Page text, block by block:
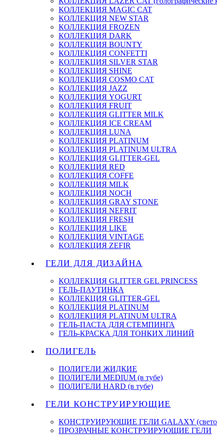
КОЛЛЕКЦИЯ MAGIC CAT
КОЛЛЕКЦИЯ NEW STAR
КОЛЛЕКЦИЯ FROZEN
КОЛЛЕКЦИЯ DARK
КОЛЛЕКЦИЯ BOUNTY
КОЛЛЕКЦИЯ CONFETTI
КОЛЛЕКЦИЯ SILVER STAR
КОЛЛЕКЦИЯ SHINE
КОЛЛЕКЦИЯ COSMO CAT
КОЛЛЕКЦИЯ JAZZ
КОЛЛЕКЦИЯ YOGURT
КОЛЛЕКЦИЯ FRUIT
КОЛЛЕКЦИЯ GLITTER MILK
КОЛЛЕКЦИЯ ICE CREAM
КОЛЛЕКЦИЯ LUNA
КОЛЛЕКЦИЯ PLATINUM
КОЛЛЕКЦИЯ PLATINUM ULTRA
КОЛЛЕКЦИЯ GLITTER-GEL
КОЛЛЕКЦИЯ RED
КОЛЛЕКЦИЯ COFFE
КОЛЛЕКЦИЯ MILK
КОЛЛЕКЦИЯ NOCH
КОЛЛЕКЦИЯ GRAY STONE
КОЛЛЕКЦИЯ NEFRIT
КОЛЛЕКЦИЯ FRESH
КОЛЛЕКЦИЯ LIKE
КОЛЛЕКЦИЯ VINTAGE
КОЛЛЕКЦИЯ ZEFIR
ГЕЛИ ДЛЯ ДИЗАЙНА
КОЛЛЕКЦИЯ GLITTER GEL PRINCESS
ГЕЛЬ-ПАУТИНКА
КОЛЛЕКЦИЯ GLITTER-GEL
КОЛЛЕКЦИЯ PLATINUM
КОЛЛЕКЦИЯ PLATINUM ULTRA
ГЕЛЬ-ПАСТА ДЛЯ СТЕМПИНГА
ГЕЛЬ-КРАСКА ДЛЯ ТОНКИХ ЛИНИЙ
ПОЛИГЕЛЬ
ПОЛИГЕЛИ ЖИДКИЕ
ПОЛИГЕЛИ MEDIUM (в тубе)
ПОЛИГЕЛИ HARD (в тубе)
ГЕЛИ КОНСТРУИРУЮЩИЕ
КОНСТРУИРУЮЩИЕ ГЕЛИ GALAXY
ПРОЗРАЧНЫЕ КОНСТРУИРУЮЩИЕ ГЕЛИ